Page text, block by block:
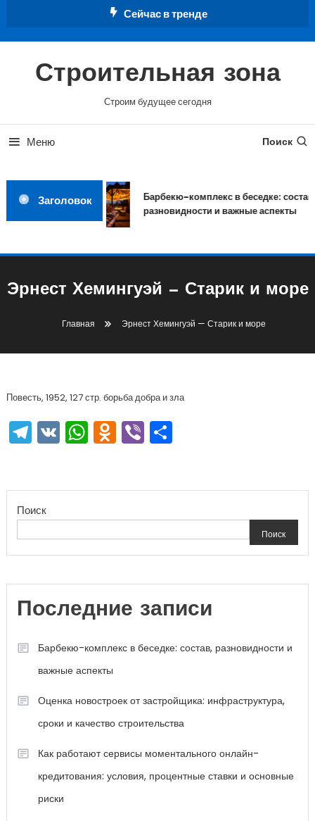
Сейчас в тренде
Строительная зона
Строим будущее сегодня
Меню Поиск
Заголовок
Барбекю-комплекс в беседке: состав,
разновидности и важные аспекты
Эрнест Хемингуэй — Старик и море
Главная Эрнест Хемингуэй — Старик и море
Повесть, 1952, 127 стр. борьба добра и зла
Telegram
VKWhatsApp
Odnoklassniki
ViberОтправить
Поиск
Поиск
Последние записи
Барбекю-комплекс в беседке: состав, разновидности и
важные аспекты
Оценка новостроек от застройщика: инфраструктура,
сроки и качество строительства
Как работают сервисы моментального онлайн-
кредитования: условия, процентные ставки и основные
риски